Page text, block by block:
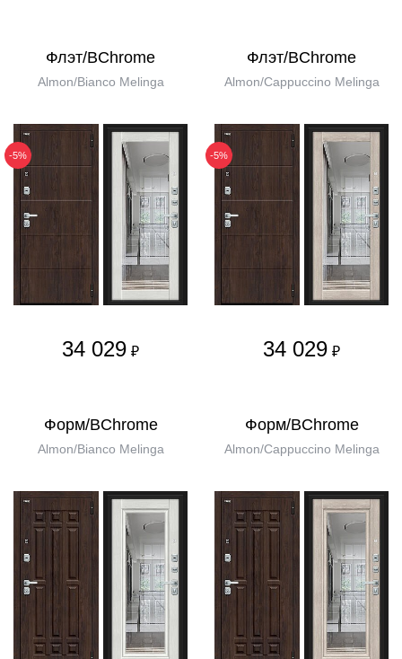
Флэт/BChrome
Almon/Bianco Melinga
-5%
34 029 ₽
Флэт/BChrome
Almon/Cappuccino Melinga
-5%
34 029 ₽
Форм/BChrome
Almon/Bianco Melinga
Форм/BChrome
Almon/Cappuccino Melinga